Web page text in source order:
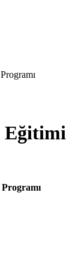
Eğitimi